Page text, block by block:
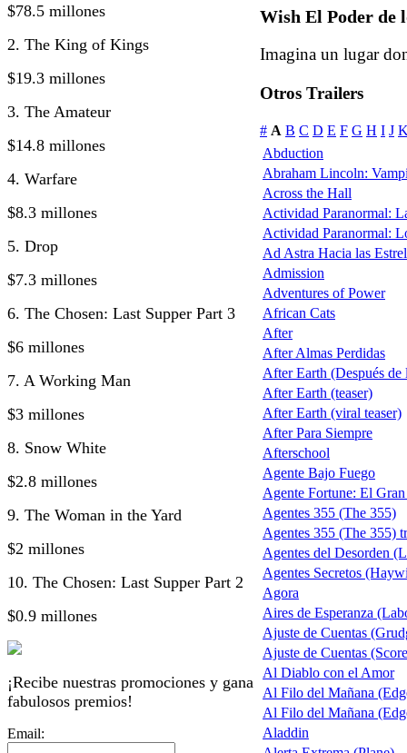
$78.5 millones
2. The King of Kings
$19.3 millones
3. The Amateur
$14.8 millones
4. Warfare
$8.3 millones
5. Drop
$7.3 millones
6. The Chosen: Last Supper Part 3
$6 millones
7. A Working Man
$3 millones
8. Snow White
$2.8 millones
9. The Woman in the Yard
$2 millones
10. The Chosen: Last Supper Part 2
$0.9 millones
¡Recibe nuestras promociones y gana
fabulosos premios!
Email:
Wish El Poder de
Imagina un lugar
Otros Trailers
# A B C D E F G H I J
Abduction
Abraham Lincoln:
Across the Hall
Actividad Paranormal:
Actividad Paranormal:
Ad Astra Hacia las
Admission
Adventures of Power
African Cats
After
After Almas Perdidas
After Earth (Después de
After Earth (teaser)
After Earth (viral teaser)
After Para Siempre
Afterschool
Agente Bajo Fuego
Agente Fortune: El
Agentes 355 (The 355)
Agentes 355 (The 355)
Agentes del Desorden
Agentes Secretos
Agora
Aires de Esperanza
Ajuste de Cuentas
Ajuste de Cuentas
Al Diablo con el Amor
Al Filo del Mañana
Al Filo del Mañana
Aladdin